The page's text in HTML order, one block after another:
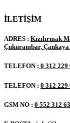
İLETİŞİM
ADRES : Kızılırmak
Çukurambar,
TELEFON : 0 312 229
TELEFON : 0 312 229
GSM NO : 0 552 312